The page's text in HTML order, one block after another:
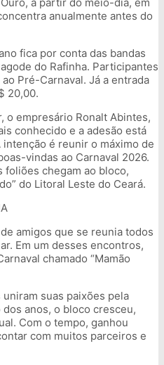
anualmente antes do
fica por conta das bandas
do Rafinha. Participantes
Pré-Carnaval. Já a entrada
20,00.
o empresário Ronalt Abintes,
conhecido e a adesão está
é reunir o máximo de
vindas ao Carnaval 2026.
foliões chegam ao bloco,
do Litoral Leste do Ceará.
amigos que se reunia todos
Em um desses encontros,
chamado “Mamão
suas paixões pela
anos, o bloco cresceu,
Com o tempo, ganhou
com muitos parceiros e